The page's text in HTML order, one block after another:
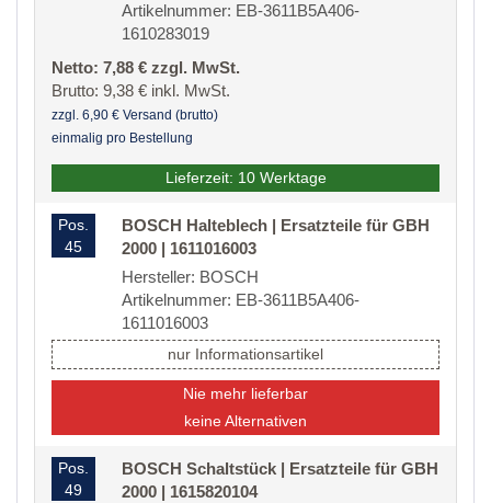
Artikelnummer: EB-3611B5A406-
1610283019
Netto: 7,88 € zzgl. MwSt.
Brutto: 9,38 € inkl. MwSt.
zzgl. 6,90 € Versand (brutto)
einmalig pro Bestellung
Lieferzeit: 10 Werktage
Pos.
45
BOSCH Halteblech | Ersatzteile für GBH
2000 | 1611016003
Hersteller: BOSCH
Artikelnummer: EB-3611B5A406-
1611016003
nur Informationsartikel
Nie mehr lieferbar
keine Alternativen
Pos.
49
BOSCH Schaltstück | Ersatzteile für GBH
2000 | 1615820104